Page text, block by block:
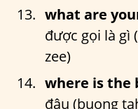
what are
được gọi là gì
zee)
where is the
đâu (buong